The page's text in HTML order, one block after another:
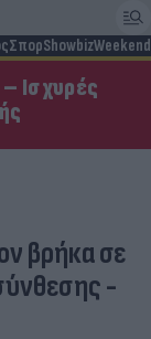
ΣπορShowbizWeekend
Ισχυρές
βρήκα σε
-